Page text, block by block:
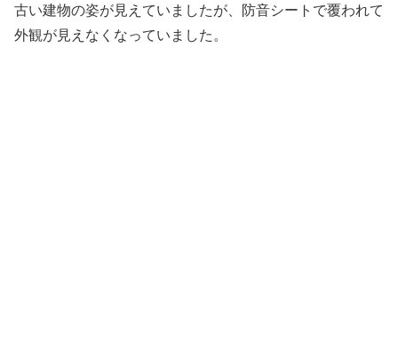
古い建物の姿が見えていましたが、防音シートで覆われて
外観が見えなくなっていました。